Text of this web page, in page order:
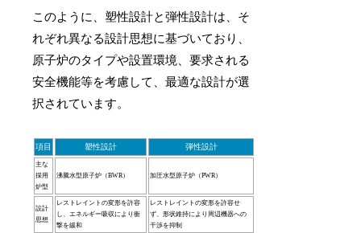
このように、塑性設計と弾性設計は、そ
れぞれ異なる設計思想に基づいており、
原子炉のタイプや設置環境、要求される
安全機能等を考慮して、最適な設計が選
択されています。
項目 塑性設計 弾性設計
主な
採用
炉型
沸騰水型原子炉（BWR） 加圧水型原子炉（PWR）
設計
思想
レストレイントの変形を許容
し、エネルギー吸収により衝
撃を緩和
レストレイントの変形を許容せ
ず、形状維持により周辺機器への
干渉を抑制